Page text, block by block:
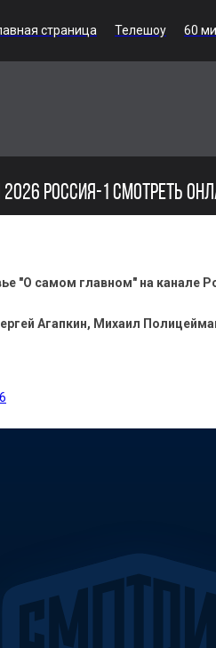
страница Телешоу 60
РОССИЯ-1 СМОТРЕТЬ
"О самом главном" на канале
Агапкин, Михаил